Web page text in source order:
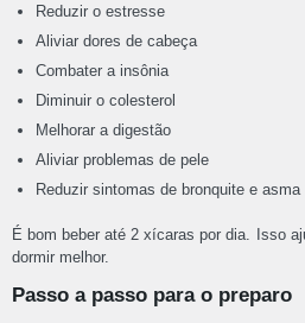
Reduzir o estresse
Aliviar dores de cabeça
Combater a insônia
Diminuir o colesterol
Melhorar a digestão
Aliviar problemas de pele
Reduzir sintomas de bronquite e asma
É bom beber até 2 xícaras por dia. Isso
dormir melhor.
Passo a passo para o preparo